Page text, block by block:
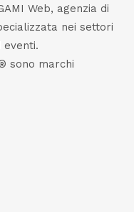
Web, agenzia di
nei settori
eventi.
sono marchi